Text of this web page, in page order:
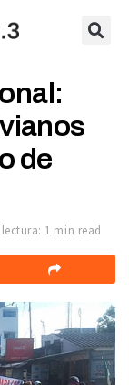
de
1 min read